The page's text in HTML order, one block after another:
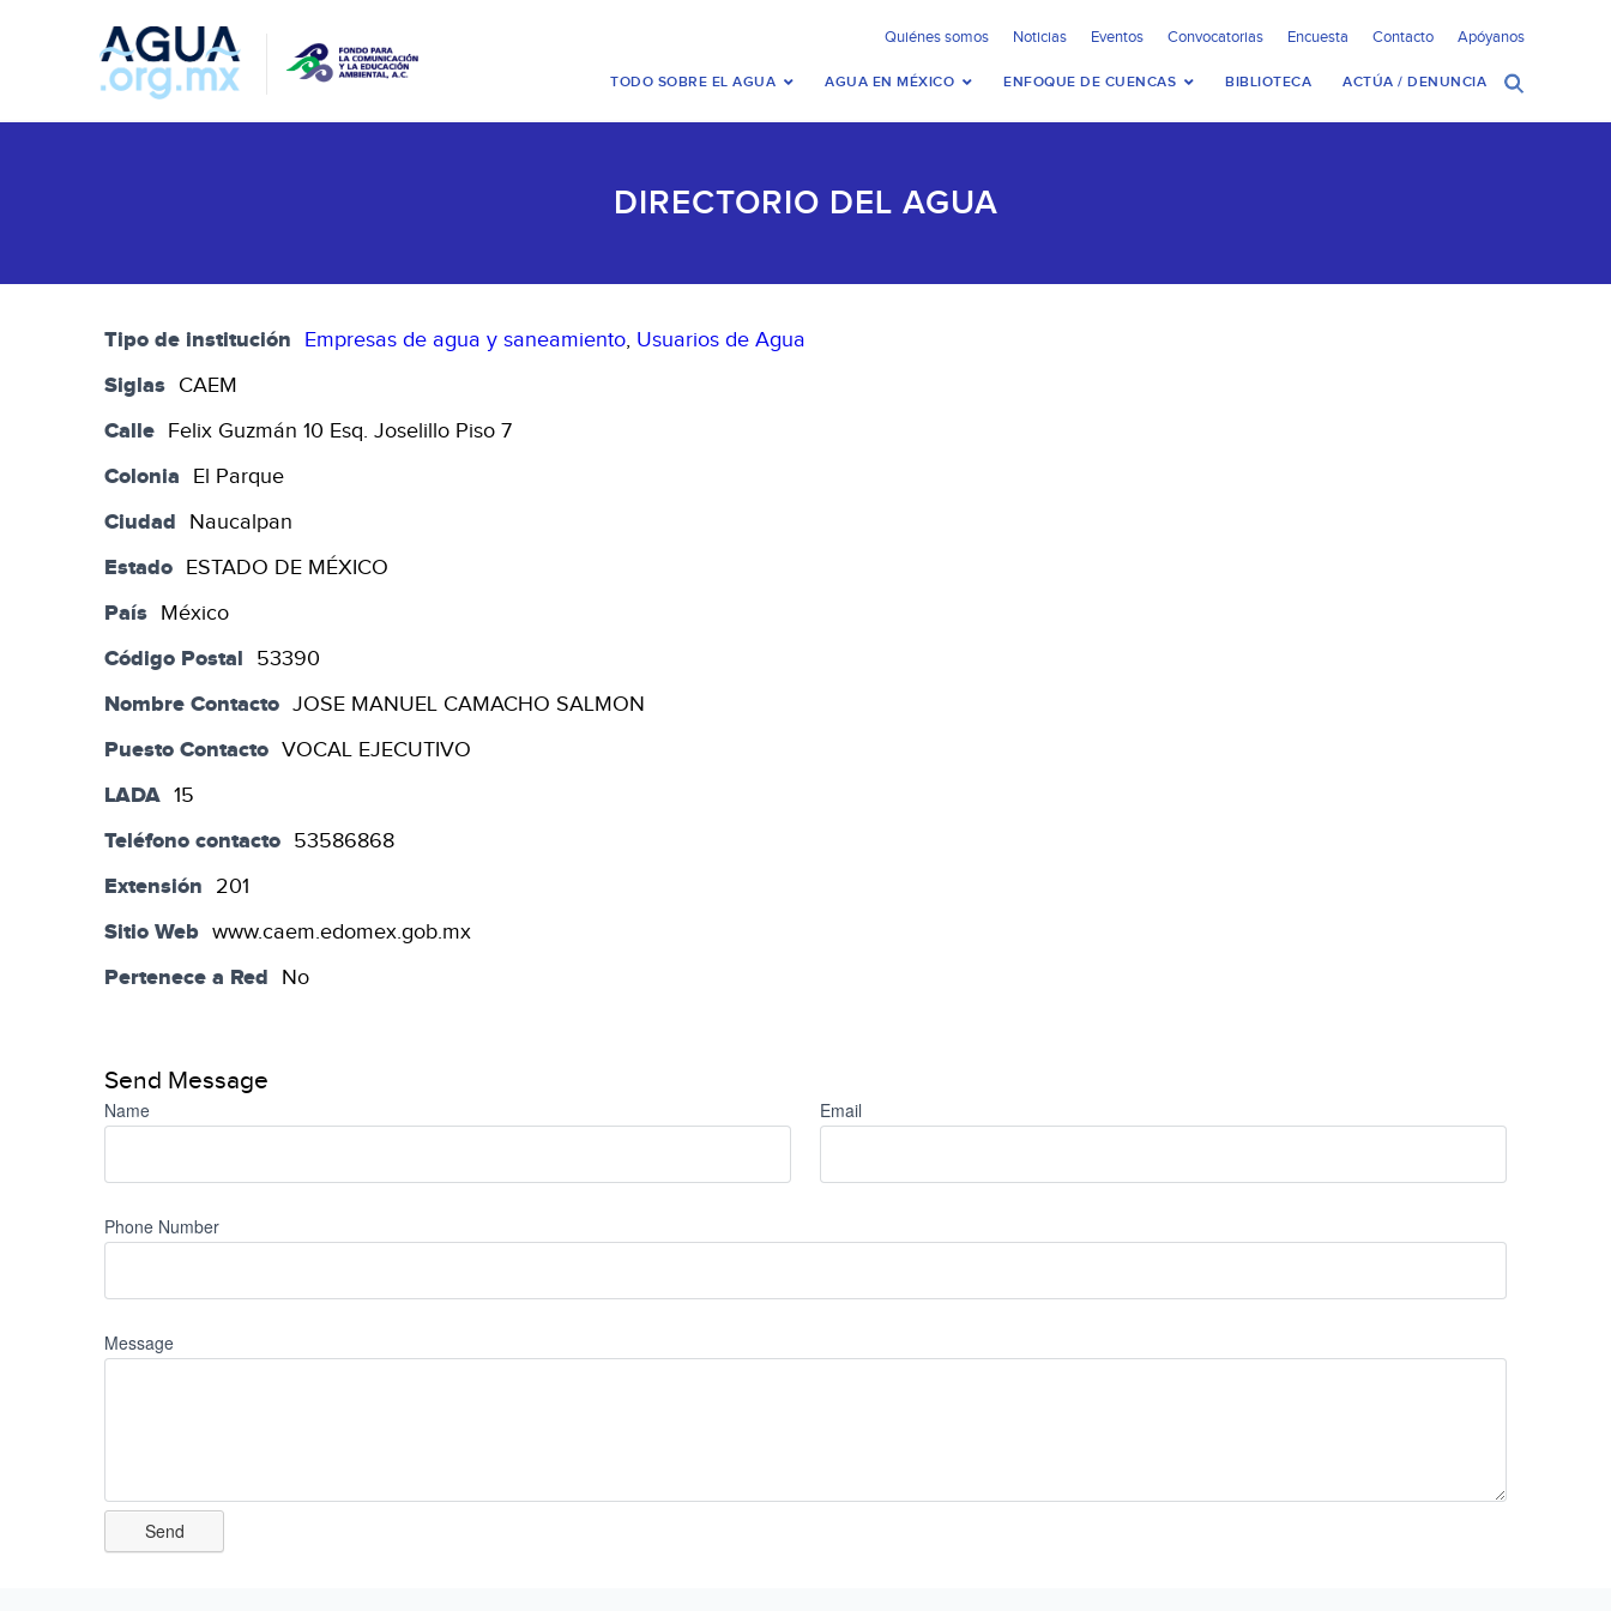
Quiénes somos Noticias Eventos Convocatorias Encuesta Contacto Apóyanos
TODO SOBRE EL AGUA AGUA EN MÉXICO ENFOQUE DE CUENCAS BIBLIOTECA ACTÚA / DENUNCIA
DIRECTORIO DEL AGUA
Tipo de institución Empresas de agua y saneamiento, Usuarios de Agua
Siglas CAEM
Calle Felix Guzmán 10 Esq. Joselillo Piso 7
Colonia El Parque
Ciudad Naucalpan
Estado ESTADO DE MÉXICO
País México
Código Postal 53390
Nombre Contacto JOSE MANUEL CAMACHO SALMON
Puesto Contacto VOCAL EJECUTIVO
LADA 15
Teléfono contacto 53586868
Extensión 201
Sitio Web www.caem.edomex.gob.mx
Pertenece a Red No
Send Message
Name Email
Phone Number
Message